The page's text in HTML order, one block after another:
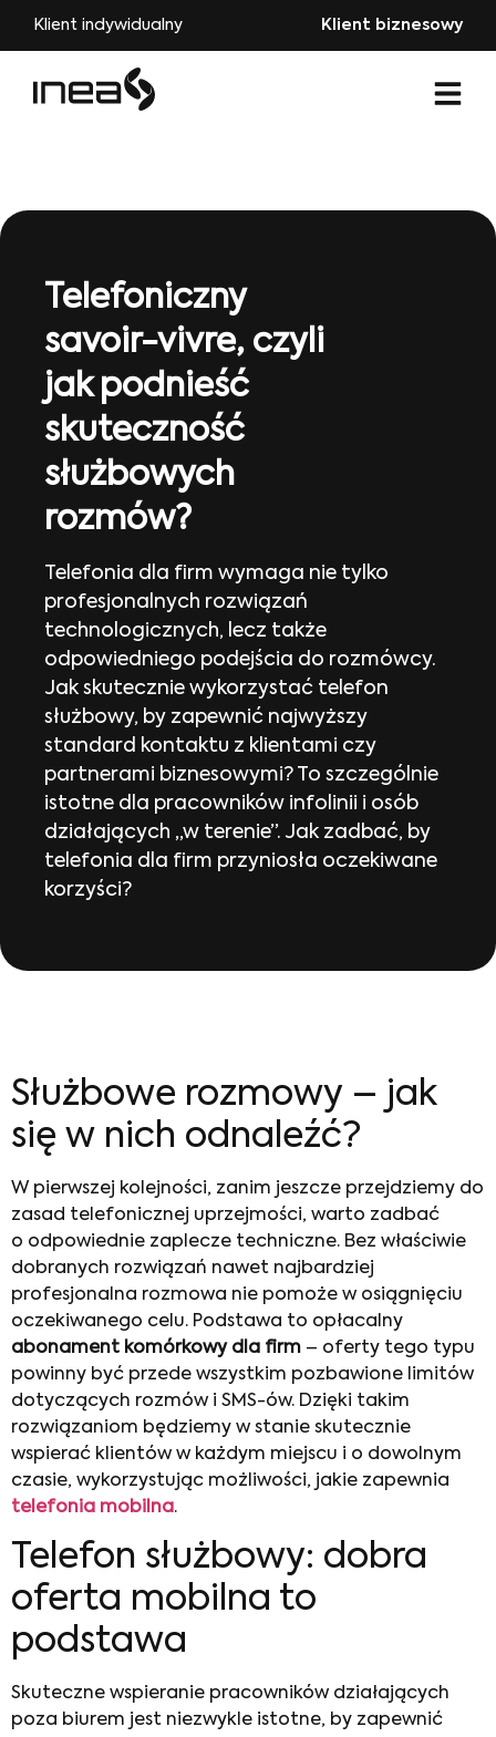
Klient indywidualny Klient biznesowy
Telefoniczny
savoir-vivre, czyli
jak podnieść
skuteczność
służbowych
rozmów?
Telefonia dla firm wymaga nie tylko
profesjonalnych rozwiązań
technologicznych, lecz także
odpowiedniego podejścia do rozmówcy.
Jak skutecznie wykorzystać telefon
służbowy, by zapewnić najwyższy
standard kontaktu z klientami czy
partnerami biznesowymi? To szczególnie
istotne dla pracowników infolinii i osób
działających „w terenie”. Jak zadbać, by
telefonia dla firm przyniosła oczekiwane
korzyści?
Służbowe rozmowy – jak
się w nich odnaleźć?
W pierwszej kolejności, zanim jeszcze przejdziemy do
zasad telefonicznej uprzejmości, warto zadbać
o odpowiednie zaplecze techniczne. Bez właściwie
dobranych rozwiązań nawet najbardziej
profesjonalna rozmowa nie pomoże w osiągnięciu
oczekiwanego celu. Podstawa to opłacalny
abonament komórkowy dla firm – oferty tego typu
powinny być przede wszystkim pozbawione limitów
dotyczących rozmów i SMS-ów. Dzięki takim
rozwiązaniom będziemy w stanie skutecznie
wspierać klientów w każdym miejscu i o dowolnym
czasie, wykorzystując możliwości, jakie zapewnia
telefonia mobilna.
Telefon służbowy: dobra
oferta mobilna to
podstawa
Skuteczne wspieranie pracowników działających
poza biurem jest niezwykle istotne, by zapewnić